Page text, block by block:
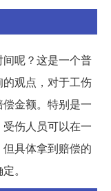
呢？这是一个普
观点，对于工伤
金额。特别是一
伤人员可以在一
具体拿到赔偿的
。